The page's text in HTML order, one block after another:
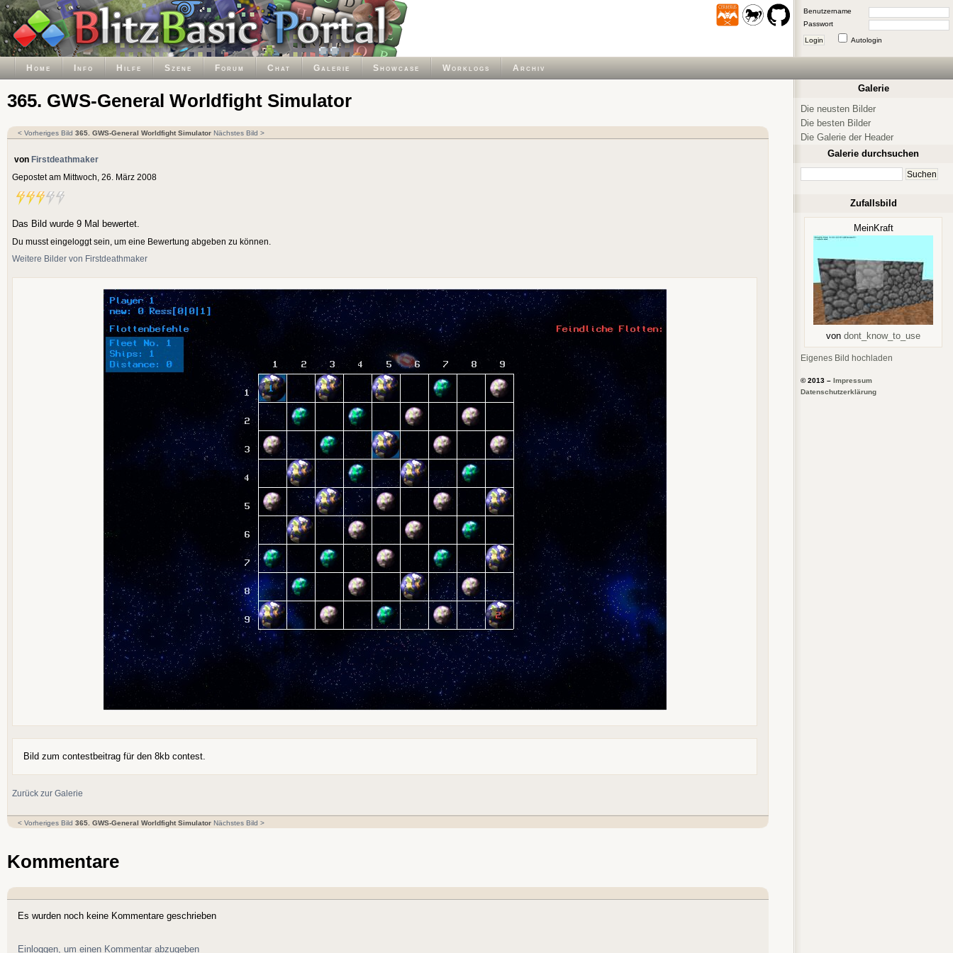
Benutzername
Passwort
Login Autologin
Home Info Hilfe Szene Forum Chat Galerie Showcase Worklogs Archiv
365. GWS-General Worldfight Simulator
< Vorheriges Bild 365. GWS-General Worldfight Simulator Nächstes Bild >
von Firstdeathmaker
Gepostet am Mittwoch, 26. März 2008
Das Bild wurde 9 Mal bewertet.
Du musst eingeloggt sein, um eine Bewertung abgeben zu können.
Weitere Bilder von Firstdeathmaker
Bild zum contestbeitrag für den 8kb contest.
Zurück zur Galerie
< Vorheriges Bild 365. GWS-General Worldfight Simulator Nächstes Bild >
Kommentare
Es wurden noch keine Kommentare geschrieben
Einloggen, um einen Kommentar abzugeben
Galerie
Die neusten Bilder
Die besten Bilder
Die Galerie der Header
Galerie durchsuchen
Zufallsbild
MeinKraft
von dont_know_to_use
Eigenes Bild hochladen
© 2013 – Impressum
Datenschutzerklärung